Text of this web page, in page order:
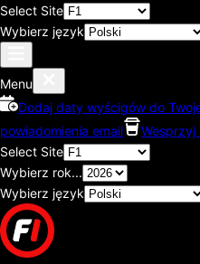
Select Site
Wybierz język
Menu
Dodaj daty wyścigów do
powiadomienia email
Wesprzyj
Select Site
Wybierz rok...
Wybierz język